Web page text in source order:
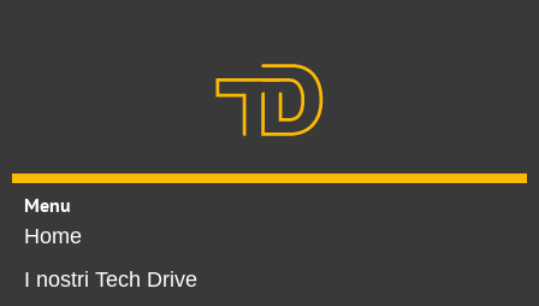
Menu
Home
I nostri Tech Drive